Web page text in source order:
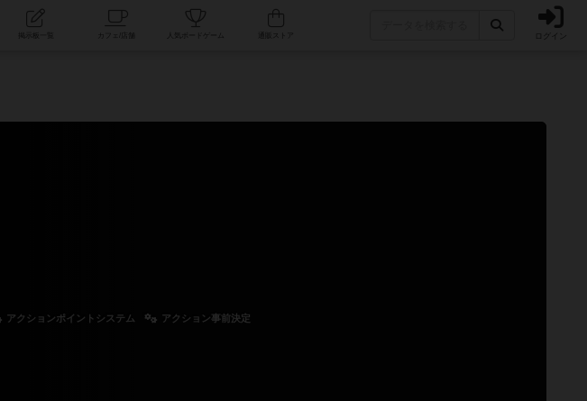
コミュニティ 人気ボードゲーム ログイン
アクションポイントシステム
アクション事前決定